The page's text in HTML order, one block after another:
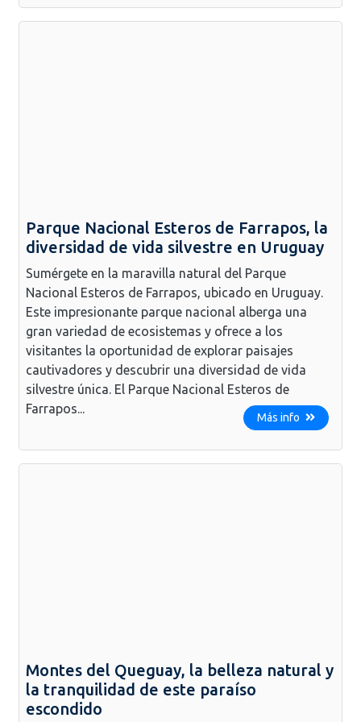
Parque Nacional Esteros de Farrapos, la
diversidad de vida silvestre en Uruguay
Sumérgete en la maravilla natural del Parque
Nacional Esteros de Farrapos, ubicado en Uruguay.
Este impresionante parque nacional alberga una
gran variedad de ecosistemas y ofrece a los
visitantes la oportunidad de explorar paisajes
cautivadores y descubrir una diversidad de vida
silvestre única. El Parque Nacional Esteros de
Farrapos...
Más info
Montes del Queguay, la belleza natural y
la tranquilidad de este paraíso
escondido